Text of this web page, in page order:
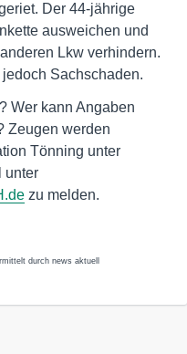
Der 44-jährige
ausweichen und
Lkw verhindern.
Sachschaden.
Wer kann Angaben
Zeugen werden
Tönning unter
unter
zu melden.
durch news aktuell